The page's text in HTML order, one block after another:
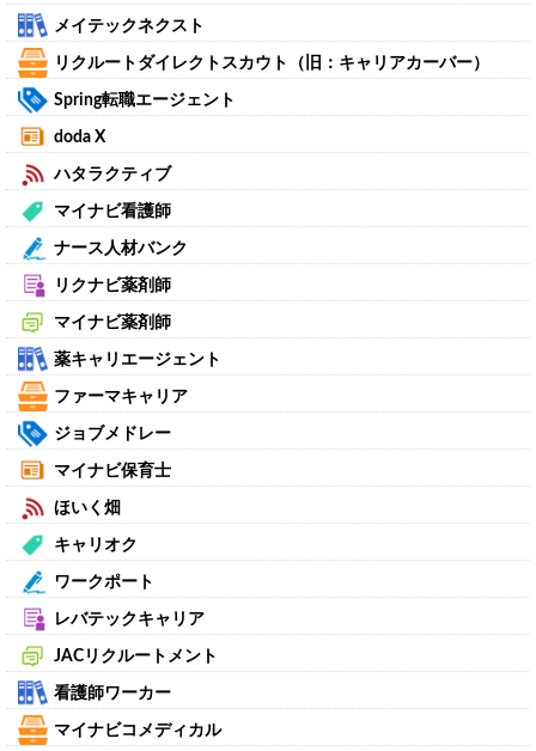
メイテックネクスト
リクルートダイレクトスカウト（旧：キャリアカーバー）
Spring転職エージェント
doda X
ハタラクティブ
マイナビ看護師
ナース人材バンク
リクナビ薬剤師
マイナビ薬剤師
薬キャリエージェント
ファーマキャリア
ジョブメドレー
マイナビ保育士
ほいく畑
キャリオク
ワークポート
レバテックキャリア
JACリクルートメント
看護師ワーカー
マイナビコメディカル